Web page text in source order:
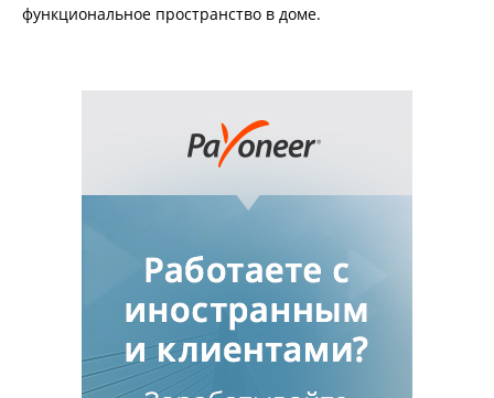
функциональное пространство в доме.